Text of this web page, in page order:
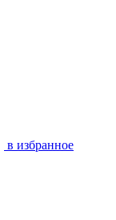
в избранное